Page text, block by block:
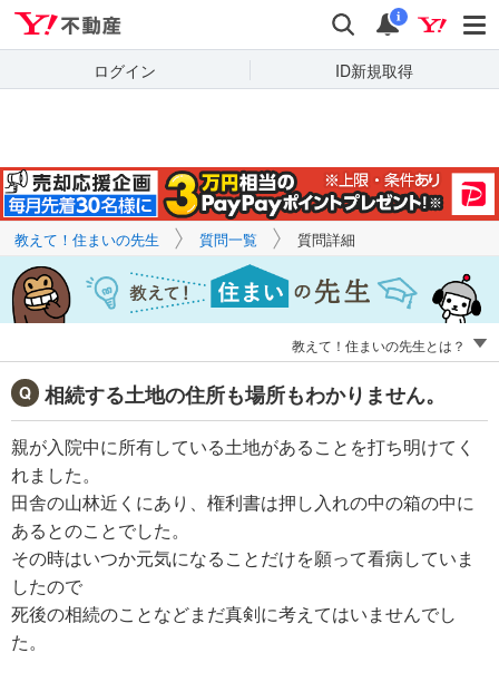
検索 通知
i
ログイン ID新規取得
キーワードで
質問を探す
教えて！住まいの先生 質問一覧 質問詳細
教えて！住まいの先生とは？
相続する土地の住所も場所もわかりません。
親が入院中に所有している土地があることを打ち明けてく
れました。
田舎の山林近くにあり、権利書は押し入れの中の箱の中に
あるとのことでした。
その時はいつか元気になることだけを願って看病していま
したので
死後の相続のことなどまだ真剣に考えてはいませんでし
た。